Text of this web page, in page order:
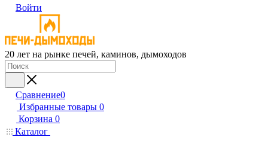
Войти
20 лет на рынке печей, каминов, дымоходов
Сравнение0
Избранные товары 0
Корзина 0
Каталог